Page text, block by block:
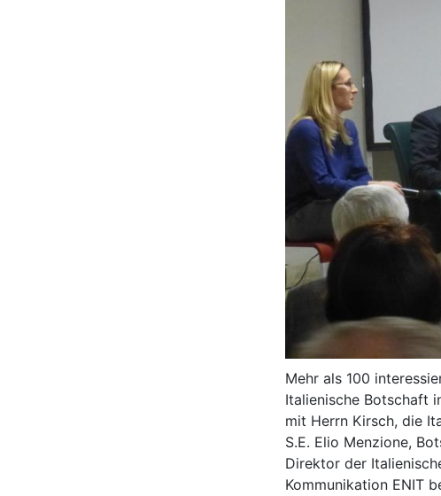
Mehr als 100
Italienische Botschaft
mit Herrn Kirsch, die
S.E. Elio Menzione,
Direktor der
Kommunikation ENIT